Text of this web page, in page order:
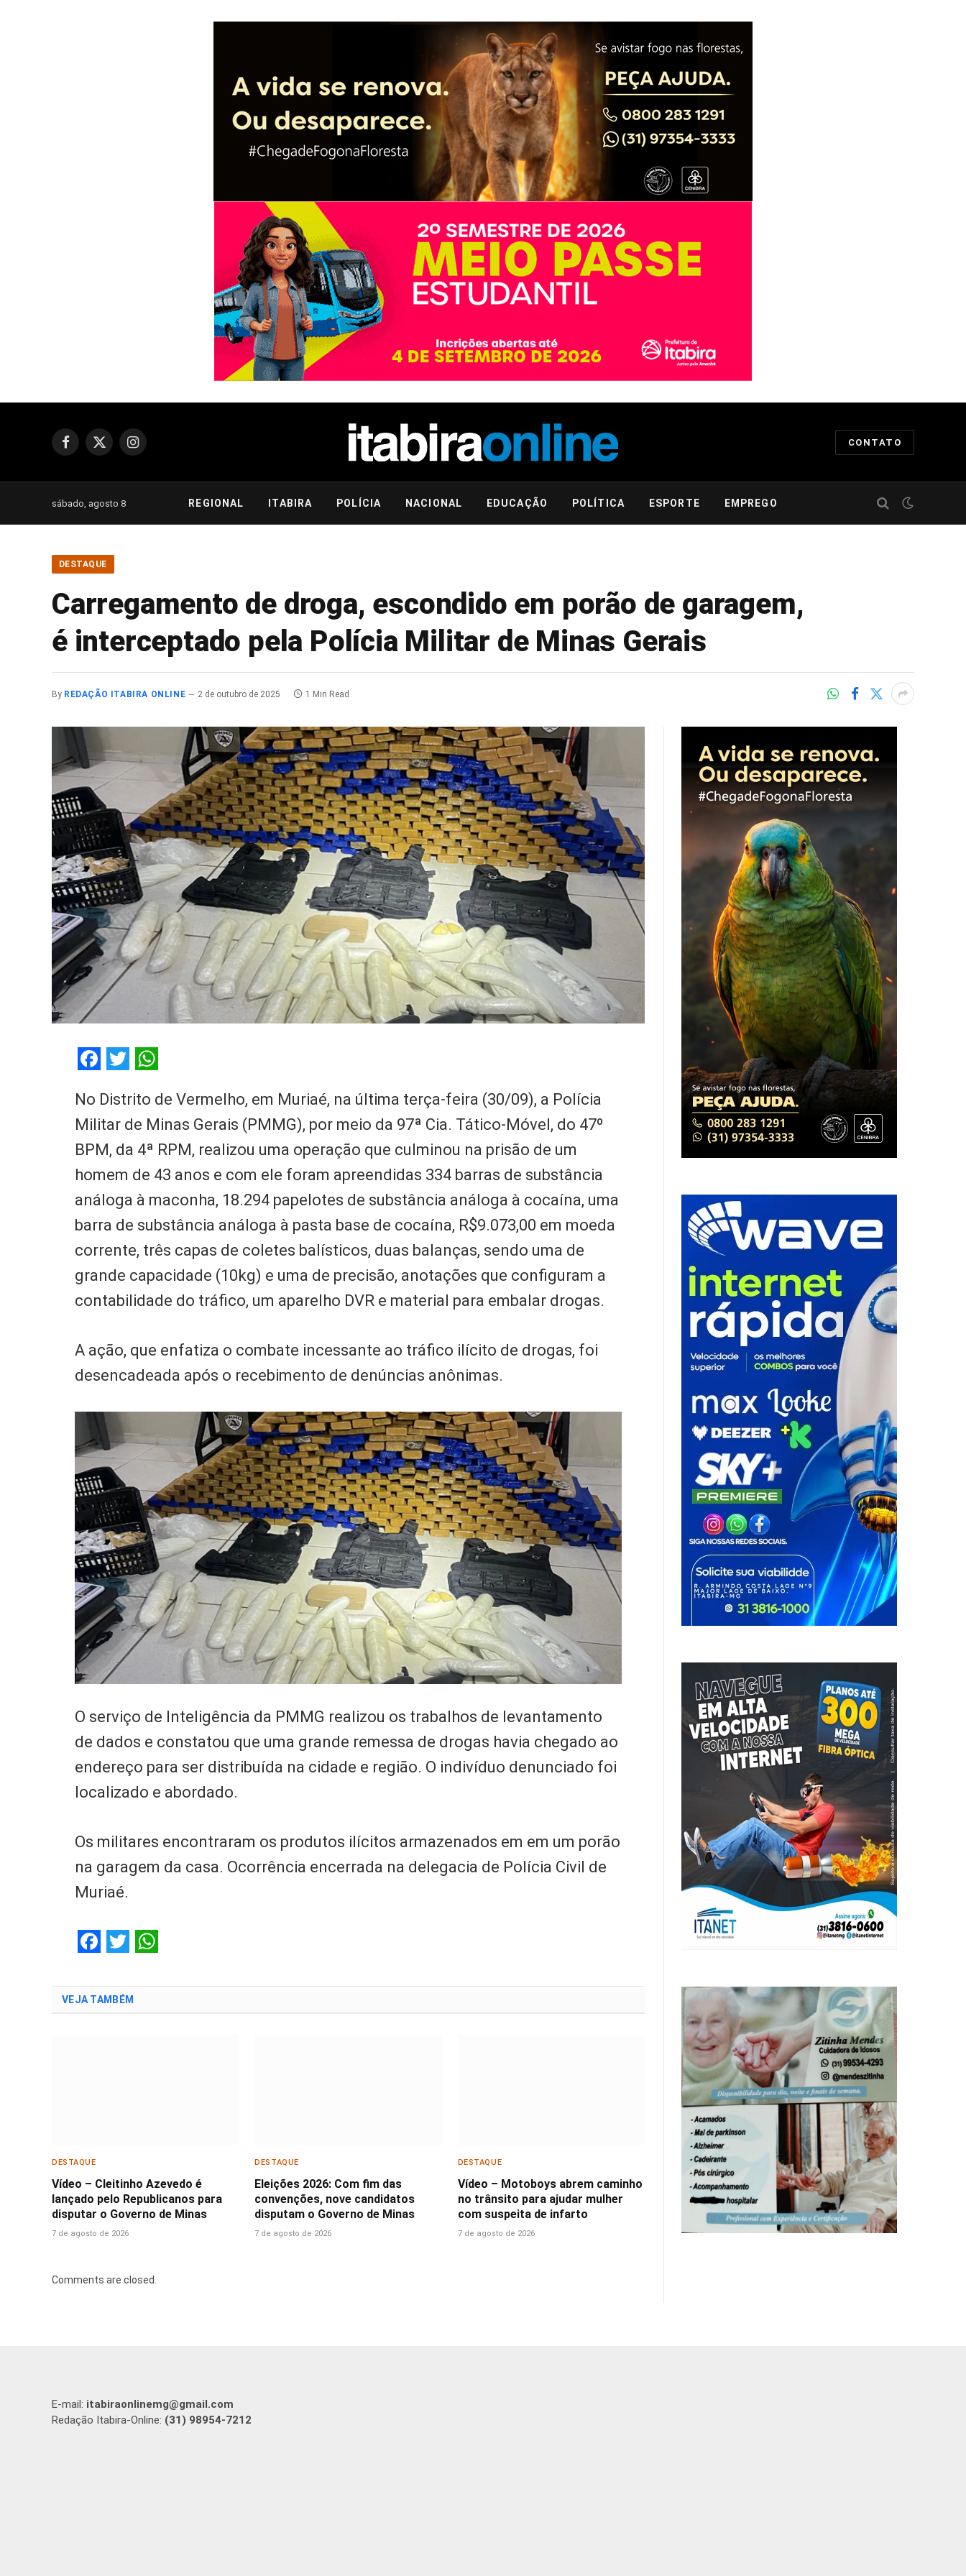
Facebook
X
Instagram
CONTATO
sábado, agosto 8 REGIONAL ITABIRA POLÍCIA NACIONAL EDUCAÇÃO POLÍTICA ESPORTE EMPREGO
DESTAQUE
Carregamento de droga, escondido em porão de garagem,
é interceptado pela Polícia Militar de Minas Gerais
By REDAÇÃO ITABIRA ONLINE 2 de outubro de 2025 1 Min Read
No Distrito de Vermelho, em Muriaé, na última terça-feira (30/09), a Polícia
Militar de Minas Gerais (PMMG), por meio da 97ª Cia. Tático-Móvel, do 47º
BPM, da 4ª RPM, realizou uma operação que culminou na prisão de um
homem de 43 anos e com ele foram apreendidas 334 barras de substância
análoga à maconha, 18.294 papelotes de substância análoga à cocaína, uma
barra de substância análoga à pasta base de cocaína, R$9.073,00 em moeda
corrente, três capas de coletes balísticos, duas balanças, sendo uma de
grande capacidade (10kg) e uma de precisão, anotações que configuram a
contabilidade do tráfico, um aparelho DVR e material para embalar drogas.
A ação, que enfatiza o combate incessante ao tráfico ilícito de drogas, foi
desencadeada após o recebimento de denúncias anônimas.
O serviço de Inteligência da PMMG realizou os trabalhos de levantamento
de dados e constatou que uma grande remessa de drogas havia chegado ao
endereço para ser distribuída na cidade e região. O indivíduo denunciado foi
localizado e abordado.
Os militares encontraram os produtos ilícitos armazenados em em um porão
na garagem da casa. Ocorrência encerrada na delegacia de Polícia Civil de
Muriaé.
VEJA TAMBÉM
DESTAQUE
Vídeo – Cleitinho Azevedo é
lançado pelo Republicanos para
disputar o Governo de Minas
7 de agosto de 2026
DESTAQUE
Eleições 2026: Com fim das
convenções, nove candidatos
disputam o Governo de Minas
7 de agosto de 2026
DESTAQUE
Vídeo – Motoboys abrem caminho
no trânsito para ajudar mulher
com suspeita de infarto
7 de agosto de 2026
Comments are closed.
E-mail: itabiraonlinemg@gmail.com
Redação Itabira-Online: (31) 98954-7212